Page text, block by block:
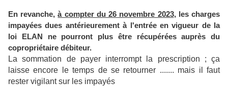
En revanche,à compter du 26 novembre 2023, les charges
impayées dues antérieurement à l'entrée en vigueur de la
loi ELAN ne pourront plus être récupérées auprès du
copropriétaire débiteur.​
La sommation de payer interrompt la prescription ; ça
laisse encore le temps de se retourner ....... mais il faut
rester vigilant sur les impayés